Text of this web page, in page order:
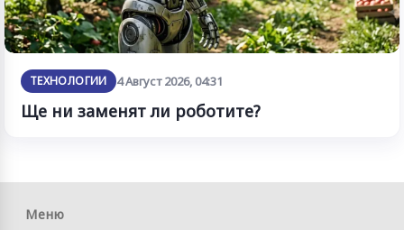
ТЕХНОЛОГИИ 4 Август 2026, 04:31
Ще ни заменят ли роботите?
Меню